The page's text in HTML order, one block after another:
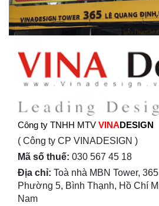
Công ty TNHH MTV VINADESIGN
( Công ty CP VINADESIGN )
Mã số thuế: 030 567 45 18
Địa chỉ: Toà nhà MBN Tower,
Phường 5, Bình Thạnh, Hồ Chí
Nam